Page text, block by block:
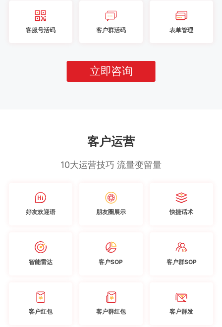
客服号活码 客户群活码 表单管理
立即咨询
客户运营
10大运营技巧 流量变留量
好友欢迎语 朋友圈展示 快捷话术
智能雷达 客户SOP 客户群SOP
客户红包 客户群红包 客户群发